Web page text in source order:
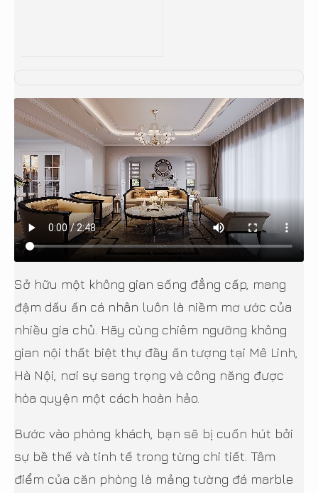
Sở hữu một không gian sống đẳng cấp, mang
đậm dấu ấn cá nhân luôn là niềm mơ ước của
nhiều gia chủ. Hãy cùng chiêm ngưỡng không
gian nội thất biệt thự đầy ấn tượng tại Mê Linh,
Hà Nội, nơi sự sang trọng và công năng được
hòa quyện một cách hoàn hảo.
Bước vào phòng khách, bạn sẽ bị cuốn hút bởi
sự bề thế và tinh tế trong từng chi tiết. Tâm
điểm của căn phòng là mảng tường đá marble